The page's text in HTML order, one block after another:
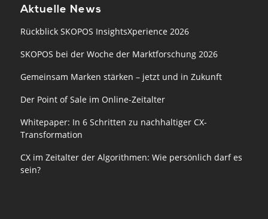
Aktuelle News
Rückblick SKOPOS InsightsXperience 2026
SKOPOS bei der Woche der Marktforschung 2026
Gemeinsam Marken stärken – jetzt und in Zukunft
Der Point of Sale im Online-Zeitalter
Whitepaper: In 6 Schritten zu nachhaltiger CX-
Transformation
CX im Zeitalter der Algorithmen: Wie persönlich darf es
sein?